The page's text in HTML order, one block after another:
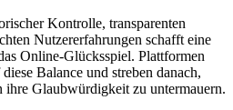
Kontrolle, transparenten
Nutzererfahrungen schafft eine
Online-Glücksspiel. Plattformen
Balance und streben danach,
Glaubwürdigkeit zu untermauern.